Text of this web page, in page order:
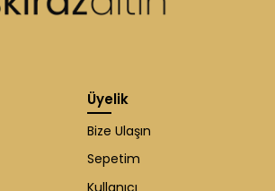
Üyelik
Bize Ulaşın
Sepetim
Kullanıcı